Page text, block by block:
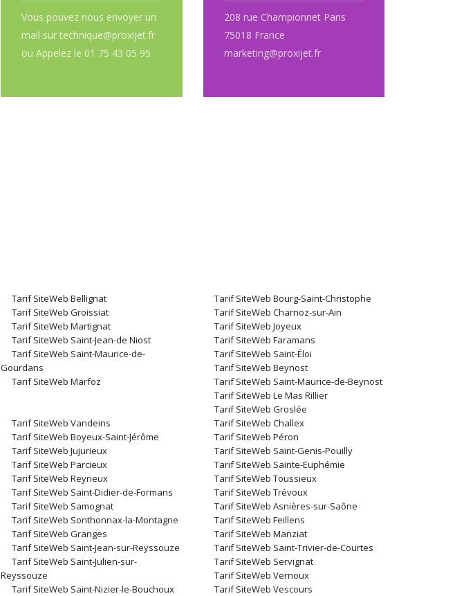
Vous pouvez nous envoyer un
mail sur technique@proxijet.fr
ou Appelez le 01 75 43 05 95
208 rue Championnet Paris
75018 France
marketing@proxijet.fr
Tarif SiteWeb Bellignat
Tarif SiteWeb Groissiat
Tarif SiteWeb Martignat
Tarif SiteWeb Bourg-Saint-Christophe
Tarif SiteWeb Charnoz-sur-Ain
Tarif SiteWeb Joyeux
Tarif SiteWeb Saint-Jean-de Niost
Tarif SiteWeb Saint-Maurice-de-
Gourdans
Tarif SiteWeb Marfoz
Tarif SiteWeb Faramans
Tarif SiteWeb Saint-Éloi
Tarif SiteWeb Beynost
Tarif SiteWeb Saint-Maurice-de-Beynost
Tarif SiteWeb Le Mas Rillier
Tarif SiteWeb Groslée
Tarif SiteWeb Vandeins
Tarif SiteWeb Boyeux-Saint-Jérôme
Tarif SiteWeb Jujurieux
Tarif SiteWeb Challex
Tarif SiteWeb Péron
Tarif SiteWeb Saint-Genis-Pouilly
Tarif SiteWeb Parcieux
Tarif SiteWeb Reyrieux
Tarif SiteWeb Saint-Didier-de-Formans
Tarif SiteWeb Sainte-Euphémie
Tarif SiteWeb Toussieux
Tarif SiteWeb Trévoux
Tarif SiteWeb Samognat
Tarif SiteWeb Sonthonnax-la-Montagne
Tarif SiteWeb Granges
Tarif SiteWeb Asnières-sur-Saône
Tarif SiteWeb Feillens
Tarif SiteWeb Manziat
Tarif SiteWeb Saint-Jean-sur-Reyssouze
Tarif SiteWeb Saint-Julien-sur-
Reyssouze
Tarif SiteWeb Saint-Nizier-le-Bouchoux
Tarif SiteWeb Saint-Trivier-de-Courtes
Tarif SiteWeb Servignat
Tarif SiteWeb Vernoux
Tarif SiteWeb Vescours